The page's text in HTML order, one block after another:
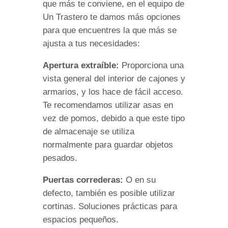
que más te conviene, en el equipo de
Un Trastero te damos más opciones
para que encuentres la que más se
ajusta a tus necesidades:
Apertura extraíble: Proporciona una
vista general del interior de cajones y
armarios, y los hace de fácil acceso.
Te recomendamos utilizar asas en
vez de pomos, debido a que este tipo
de almacenaje se utiliza
normalmente para guardar objetos
pesados.
Puertas correderas: O en su
defecto, también es posible utilizar
cortinas. Soluciones prácticas para
espacios pequeños.